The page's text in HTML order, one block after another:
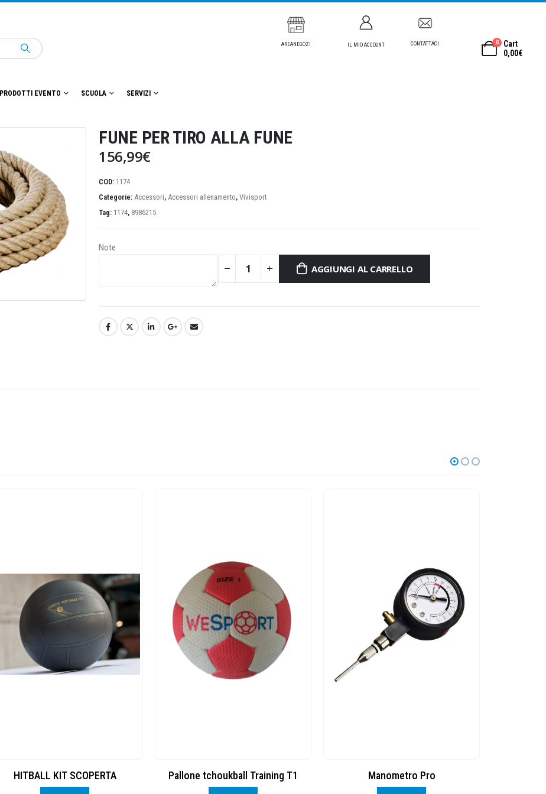
AREANEGOZI IL MIO ACCOUNT CONTATTACI 0
Cart
0,00€
PRODOTTI EVENTO SCUOLA SERVIZI
FUNE PER TIRO ALLA FUNE
156,99€
COD: 1174
Categorie: Accessori, Accessori allenamento, Vivisport
Tag: 1174, 8986215
Note
AGGIUNGI AL CARRELLO
HITBALL KIT SCOPERTA Pallone tchoukball Training T1 Manometro Pro